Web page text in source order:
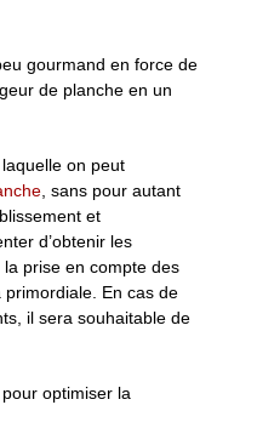
gourmand en force de
de planche en un
on peut
, sans pour autant
et
d’obtenir les
prise en compte des
primordiale. En cas de
il sera souhaitable de
optimiser la